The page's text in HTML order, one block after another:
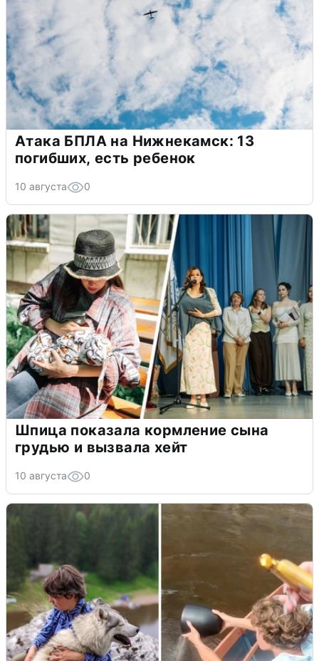
Атака БПЛА на Нижнекамск: 13
погибших, есть ребенок
10 августа 0
Шпица показала кормление сына
грудью и вызвала хейт
10 августа 0